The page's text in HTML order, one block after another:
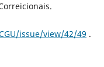
issue/view/42/49 .